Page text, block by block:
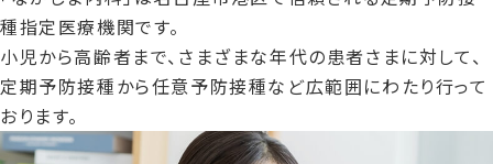
種指定医療機関です。
小児から高齢者まで、さまざまな年代の患者さまに対して、
定期予防接種から任意予防接種など広範囲にわたり行って
おります。